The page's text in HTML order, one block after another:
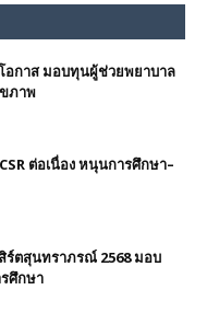
กาส มอบทุนผู้ช่วยพยาบาล
ภาพ
ต่อเนื่อง หนุนการศึกษา–
ตสุนทราภรณ์ 2568 มอบ
ศึกษา